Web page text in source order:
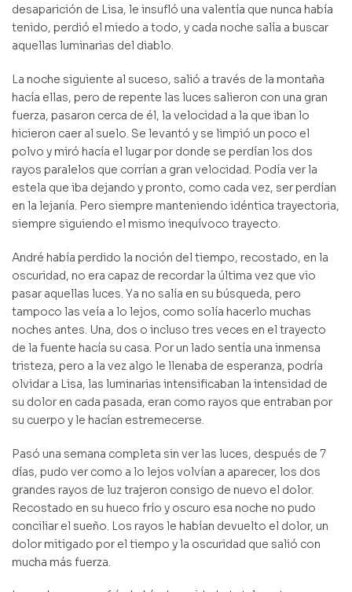
desaparición de Lisa, le insufló una valentía que nunca había
tenido, perdió el miedo a todo, y cada noche salía a buscar
aquellas luminarias del diablo.
La noche siguiente al suceso, salió a través de la montaña
hacía ellas, pero de repente las luces salieron con una gran
fuerza, pasaron cerca de él, la velocidad a la que iban lo
hicieron caer al suelo. Se levantó y se limpió un poco el
polvo y miró hacía el lugar por donde se perdían los dos
rayos paralelos que corrían a gran velocidad. Podía ver la
estela que iba dejando y pronto, como cada vez, ser perdían
en la lejanía. Pero siempre manteniendo idéntica trayectoria,
siempre siguiendo el mismo inequívoco trayecto.
André había perdido la noción del tiempo, recostado, en la
oscuridad, no era capaz de recordar la última vez que vio
pasar aquellas luces. Ya no salía en su búsqueda, pero
tampoco las veía a lo lejos, como solía hacerlo muchas
noches antes. Una, dos o incluso tres veces en el trayecto
de la fuente hacía su casa. Por un lado sentía una inmensa
tristeza, pero a la vez algo le llenaba de esperanza, podría
olvidar a Lisa, las luminarias intensificaban la intensidad de
su dolor en cada pasada, eran como rayos que entraban por
su cuerpo y le hacían estremecerse.
Pasó una semana completa sin ver las luces, después de 7
días, pudo ver como a lo lejos volvían a aparecer, los dos
grandes rayos de luz trajeron consigo de nuevo el dolor.
Recostado en su hueco frío y oscuro esa noche no pudo
conciliar el sueño. Los rayos le habían devuelto el dolor, un
dolor mitigado por el tiempo y la oscuridad que salió con
mucha más fuerza.